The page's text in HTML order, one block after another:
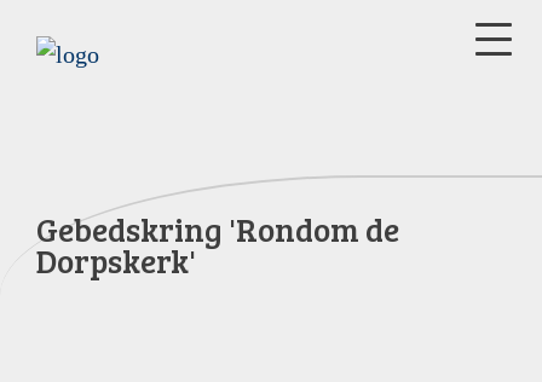
Gebedskring 'Rondom de
Dorpskerk'